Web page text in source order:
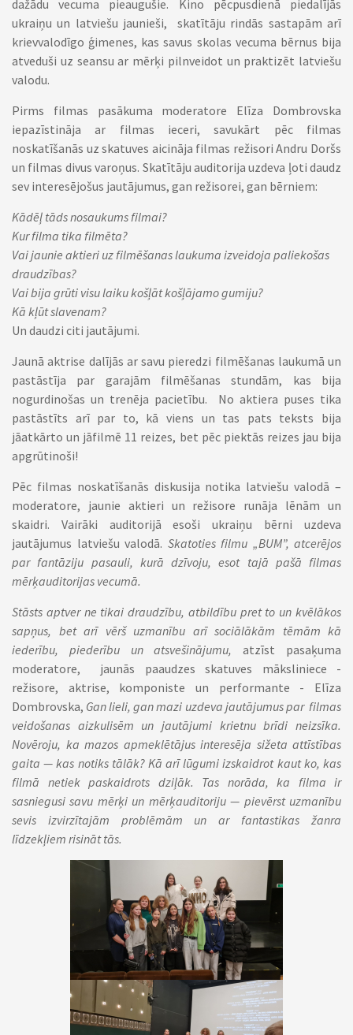
dažādu vecuma pieaugušie. Kino pēcpusdienā piedalījās
ukraiņu un latviešu jaunieši, skatītāju rindās sastapām arī
krievvalodīgo ģimenes, kas savus skolas vecuma bērnus bija
atveduši uz seansu ar mērķi pilnveidot un praktizēt latviešu
valodu.
Pirms filmas pasākuma moderatore Elīza Dombrovska
iepazīstināja ar filmas ieceri, savukārt pēc filmas
noskatīšanās uz skatuves aicināja filmas režisori Andru Doršs
un filmas divus varoņus. Skatītāju auditorija uzdeva ļoti daudz
sev interesējošus jautājumus, gan režisorei, gan bērniem:
Kādēļ tāds nosaukums filmai?
Kur filma tika filmēta?
Vai jaunie aktieri uz filmēšanas laukuma izveidoja paliekošas
draudzības?
Vai bija grūti visu laiku košļāt košļājamo gumiju?
Kā kļūt slavenam?
Un daudzi citi jautājumi.
Jaunā aktrise dalījās ar savu pieredzi filmēšanas laukumā un
pastāstīja par garajām filmēšanas stundām, kas bija
nogurdinošas un trenēja pacietību. No aktiera puses tika
pastāstīts arī par to, kā viens un tas pats teksts bija
jāatkārto un jāfilmē 11 reizes, bet pēc piektās reizes jau bija
apgrūtinoši!
Pēc filmas noskatīšanās diskusija notika latviešu valodā –
moderatore, jaunie aktieri un režisore runāja lēnām un
skaidri. Vairāki auditorijā esoši ukraiņu bērni uzdeva
jautājumus latviešu valodā. Skatoties filmu „BUM”, atcerējos
par fantāziju pasauli, kurā dzīvoju, esot tajā pašā filmas
mērķauditorijas vecumā.
Stāsts aptver ne tikai draudzību, atbildību pret to un kvēlākos
sapņus, bet arī vērš uzmanību arī sociālākām tēmām kā
iederību, piederību un atsvešinājumu,atzīst pasaķuma
moderatore,
jaunās paaudzes skatuves māksliniece -
režisore, aktrise, komponiste un performante - Elīza
Dombrovska, Gan lieli, gan mazi uzdeva jautājumus par filmas
veidošanas aizkulisēm un jautājumi krietnu brīdi neizsīka.
Novēroju, ka mazos apmeklētājus interesēja sižeta attīstības
gaita — kas notiks tālāk? Kā arī lūgumi izskaidrot kaut ko, kas
filmā netiek paskaidrots dziļāk. Tas norāda, ka filma ir
sasniegusi savu mērķi un mērķauditoriju — pievērst uzmanību
sevis izvirzītajām problēmām un ar fantastikas žanra
līdzekļiem risināt tās.